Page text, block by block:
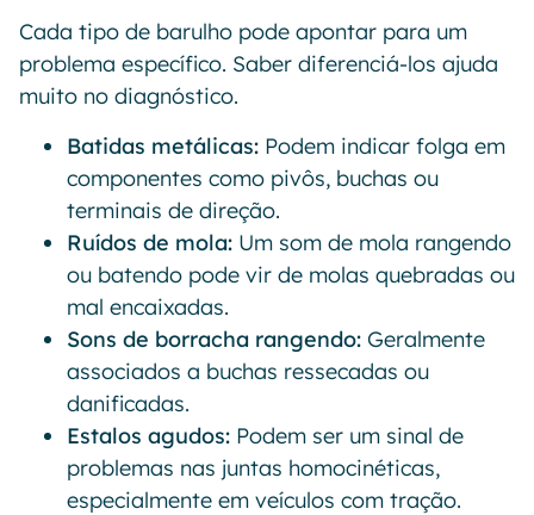
Cada tipo de barulho pode apontar para um
problema específico. Saber diferenciá-los ajuda
muito no diagnóstico.
Batidas metálicas: Podem indicar folga em
componentes como pivôs, buchas ou
terminais de direção.
Ruídos de mola: Um som de mola rangendo
ou batendo pode vir de molas quebradas ou
mal encaixadas.
Sons de borracha rangendo: Geralmente
associados a buchas ressecadas ou
danificadas.
Estalos agudos: Podem ser um sinal de
problemas nas juntas homocinéticas,
especialmente em veículos com tração.